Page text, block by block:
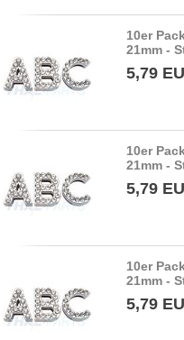
10er
21mm -
5,79
10er
21mm -
5,79
10er
21mm -
5,79